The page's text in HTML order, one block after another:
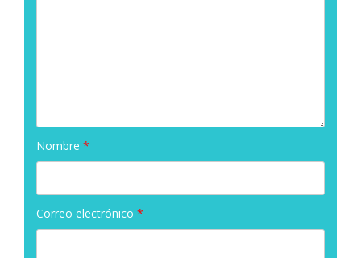
Nombre *
Correo electrónico *